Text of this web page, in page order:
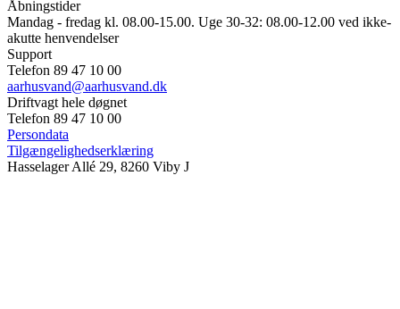
Åbningstider
Mandag - fredag kl. 08.00-15.00. Uge 30-32: 08.00-12.00 ved ikke-
akutte henvendelser
Support
Telefon 89 47 10 00
aarhusvand@aarhusvand.dk
Driftvagt hele døgnet
Telefon 89 47 10 00
Persondata
Tilgængelighedserklæring
Hasselager Allé 29, 8260 Viby J